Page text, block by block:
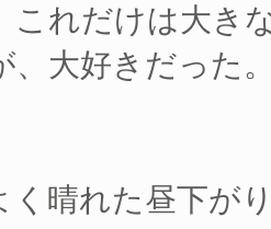
これだけは大き
、大好きだった
晴れた昼下が